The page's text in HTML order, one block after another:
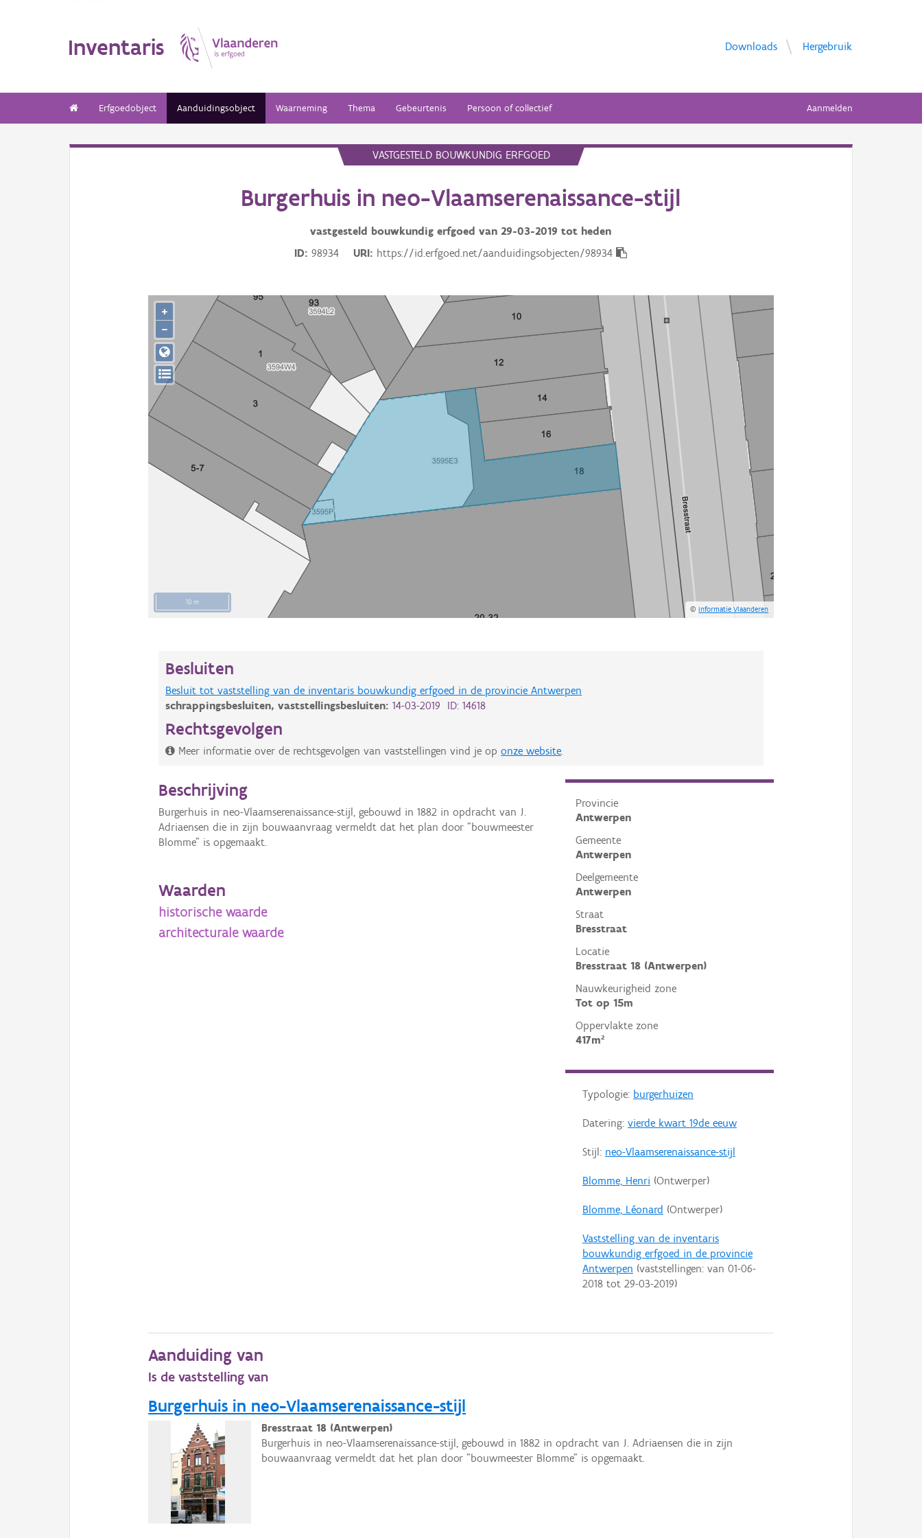
Inventaris Downloads Hergebruik
Erfgoedobject Aanduidingsobject Waarneming Thema Gebeurtenis Persoon of collectief Aanmelden
VASTGESTELD BOUWKUNDIG ERFGOED
Burgerhuis in neo-Vlaamserenaissance-stijl
vastgesteld bouwkundig erfgoed van29-03-2019 tot heden
ID
98934 URI https://id.erfgoed.net/aanduidingsobjecten/98934
10 m
©Informatie Vlaanderen
+
−
Besluiten
Besluit tot vaststelling van de inventaris bouwkundig erfgoed in de provincie Antwerpen
schrappingsbesluiten,vaststellingsbesluiten:14-03-2019 ID: 14618
Rechtsgevolgen
Meer informatie over de rechtsgevolgen van vaststellingen vind je oponze website.
Provincie
Antwerpen
Gemeente
Antwerpen
Deelgemeente
Antwerpen
Straat
Bresstraat
Locatie
Bresstraat 18 (Antwerpen)
Nauwkeurigheid zone
Tot op 15m
Oppervlakte zone
417m²
Typologie: burgerhuizen
Datering: vierde kwart 19de eeuw
Stijl: neo-Vlaamserenaissance-stijl
Blomme, Henri (Ontwerper)
Blomme, Léonard (Ontwerper)
Vaststelling van de inventaris
bouwkundig erfgoed in de provincie
Antwerpen (vaststellingen: van 01-06-
2018tot 29-03-2019)
Beschrijving
Burgerhuis in neo-Vlaamserenaissance-stijl, gebouwd in 1882 in opdracht van J.
Adriaensen die in zijn bouwaanvraag vermeldt dat het plan door "bouwmeester
Blomme" is opgemaakt.
Waarden
historische waarde
architecturale waarde
Aanduiding van
Is de vaststelling van
Burgerhuis in neo-Vlaamserenaissance-stijl
Bresstraat 18 (Antwerpen)
Burgerhuis in neo-Vlaamserenaissance-stijl, gebouwd in 1882 in opdracht van J. Adriaensen die in zijn
bouwaanvraag vermeldt dat het plan door "bouwmeester Blomme" is opgemaakt.